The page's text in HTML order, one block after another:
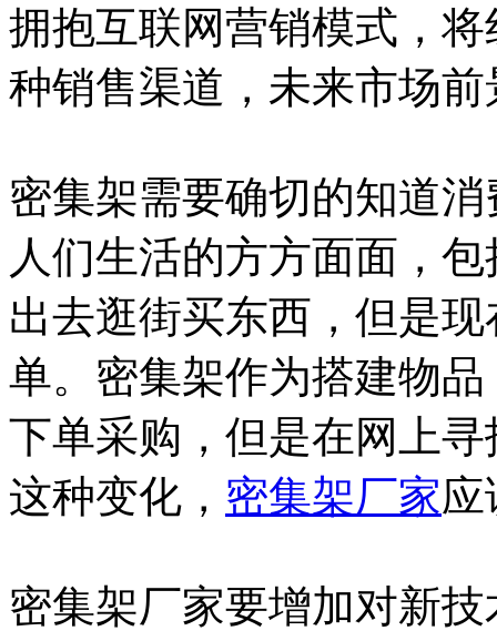
拥抱互联网营销模式，
种销售渠道，未来市场
密集架需要确切的知道
人们生活的方方面面，
出去逛街买东西，但是
单。密集架作为搭建物
下单采购，但是在网上
这种变化， 密集架厂家应
密集架厂家要增加对新